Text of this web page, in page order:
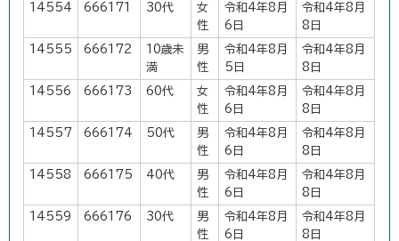
14554 666171 30代
女
性
令和4年8月
6日
令和4年8月
8日
14555 666172
10歳未
満
男
性
令和4年8月
5日
令和4年8月
8日
14556 666173 60代
女
性
令和4年8月
6日
令和4年8月
8日
14557 666174 50代
男
性
令和4年8月
6日
令和4年8月
8日
14558 666175 40代
男
性
令和4年8月
6日
令和4年8月
8日
14559 666176 30代
男
性
令和4年8月
6日
令和4年8月
8日